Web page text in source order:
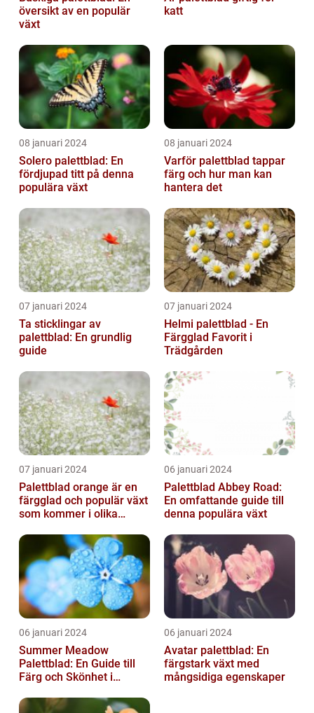
översikt av en populär
växt
katt
08 januari 2024
Solero palettblad: En
fördjupad titt på denna
populära växt
08 januari 2024
Varför palettblad tappar
färg och hur man kan
hantera det
07 januari 2024
Ta sticklingar av
palettblad: En grundlig
guide
07 januari 2024
Helmi palettblad - En
Färgglad Favorit i
Trädgården
07 januari 2024
Palettblad orange är en
färgglad och populär växt
som kommer i olika
06 januari 2024
Palettblad Abbey Road:
En omfattande guide till
denna populära växt
06 januari 2024
Summer Meadow
Palettblad: En Guide till
Färg och Skönhet i
06 januari 2024
Avatar palettblad: En
färgstark växt med
mångsidiga egenskaper